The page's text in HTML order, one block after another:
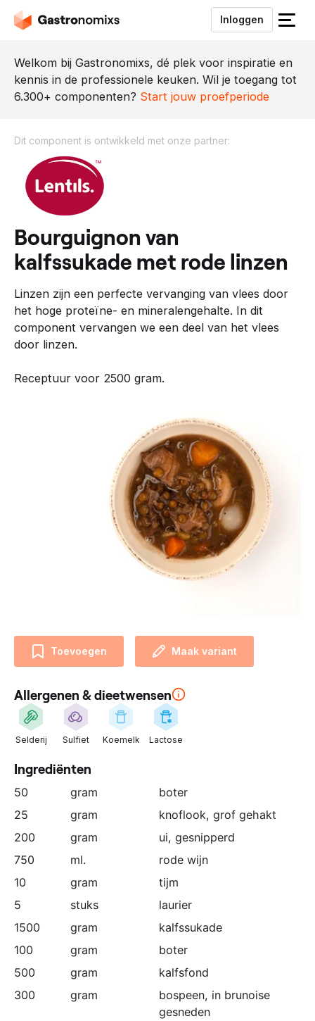
Inloggen
S
u
i
Welkom bij Gastronomixs, dé plek voor inspiratie en
kennis in de professionele keuken. Wil je toegang tot
6.300+ componenten? Start jouw proefperiode
Dit component is ontwikkeld met onze partner:
o
m
p
n
e
n
t
s
n
e
a
t
e
r
bourguignon van
kalfssukade met rode linzen
Linzen zijn een perfecte vervanging van vlees door
het hoge proteïne- en mineralengehalte. In dit
component vervangen we een deel van het vlees
door linzen.
Receptuur voor 2500 gram.
Toevoegen Maak variant
Allergenen & dieetwensen
Selderij Sulfiet Koemelk Lactose
Ingrediënten
50 gram
boter
25
gram knoflook, grof gehakt
200
gram ui, gesnipperd
750
ml.
rode wijn
10
gram
tijm
5
stuks
laurier
1500
gram
kalfssukade
100
gram
boter
500
gram
kalfsfond
300
gram bospeen, in brunoise
gesneden